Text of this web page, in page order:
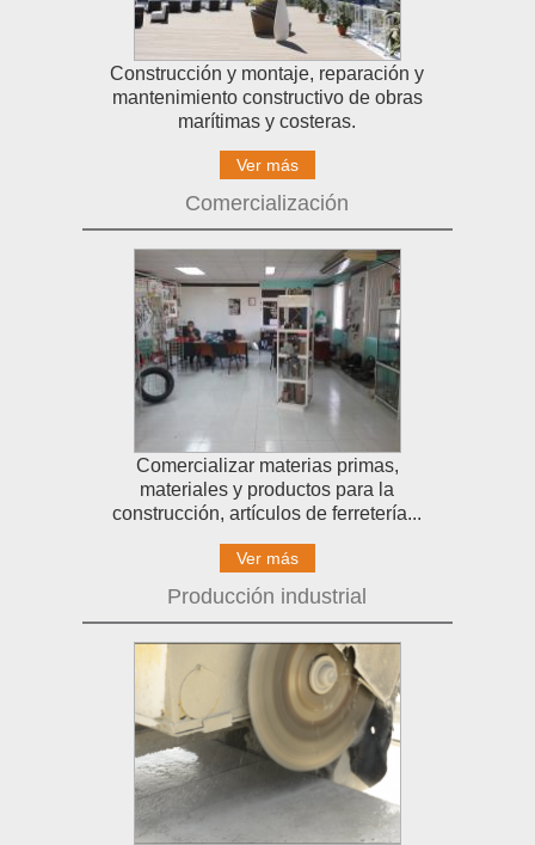
Construcción y montaje, reparación y
mantenimiento constructivo de obras
marítimas y costeras.
Ver más
Comercialización
Comercializar materias primas,
materiales y productos para la
construcción, artículos de ferretería...
Ver más
Producción industrial